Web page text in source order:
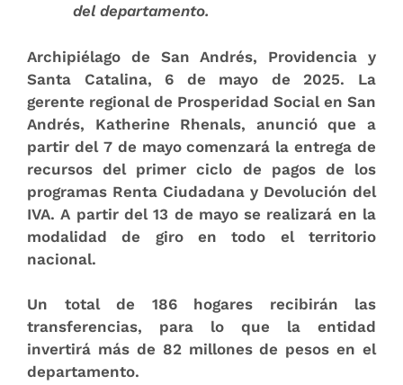
del departamento.
Archipiélago de San Andrés, Providencia y
Santa Catalina, 6 de mayo de 2025. La
gerente regional de Prosperidad Social en San
Andrés, Katherine Rhenals, anunció que a
partir del 7 de mayocomenzará la entrega de
recursos del primer ciclo de pagosde los
programas Renta Ciudadana y Devolución del
IVA. A partir del 13 de mayo se realizará en la
modalidad de giro en todo el territorio
nacional.
Un total de 186 hogares recibirán las
transferencias, para lo que la entidad
invertirá más de 82 millones de pesos en el
departamento.